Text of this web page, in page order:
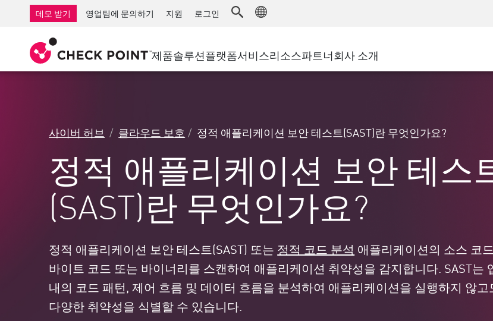
제품
중소기업을 위한 방화벽
산업용 방화벽
SD-WAN
원격 액세스 VPN
Agentic Network Security Orchestration
보안 관리 어플라이언스
AI 기반 보안 관리
업무 공간
모바일
엔드포인트
찾아보기
서비스형 소프트웨어(SaaS)
솔루션
AI Network Firewall
AI Runtime Protection
안티 랜섬웨어
IoT 보안 솔루션
보안 접근 서비스 에지(SASE)
Threat Hunting
업종
통신사/서비스 제공
플랫폼서비스
탐지
응답
서비스형 관리 방화벽
지원 센터
전담 관리 서비스
PRO 지원
리소스이벤트 및 웨비나
파트너Google Cloud Platform
회사 소개
데모 받기
영업팀에 문의하기 지원 로그인
사이버 허브 클라우드 보호 정적 애플리케이션 보안 테스트(SAST)란 무엇인가요?
정적 애플리케이션 보안 테스
(SAST)란 무엇인가요?
정적 애플리케이션 보안 테스트(SAST) 또는 정적 코드 분석 애플리케이션의 소스 코
바이트 코드 또는 바이너리를 스캔하여 애플리케이션 취약성을 감지합니다. SAST는
내의 코드 패턴, 제어 흐름 및 데이터 흐름을 분석하여 애플리케이션을 실행하지 않고
다양한 취약성을 식별할 수 있습니다.